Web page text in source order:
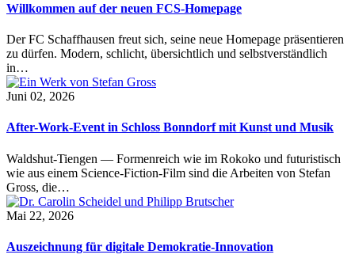
Willkommen auf der neuen FCS-Homepage
Der FC Schaffhausen freut sich, seine neue Homepage präsentieren
zu dürfen. Modern, schlicht, übersichtlich und selbstverständlich
in…
Juni 02, 2026
After-Work-Event in Schloss Bonndorf mit Kunst und Musik
Waldshut-Tiengen — Formenreich wie im Rokoko und futuristisch
wie aus einem Science-Fiction-Film sind die Arbeiten von Stefan
Gross, die…
Mai 22, 2026
Auszeichnung für digitale Demokratie-Innovation